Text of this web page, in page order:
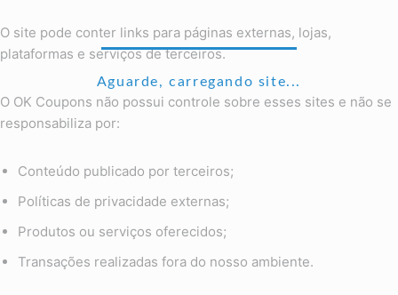
Aguarde, carregando site...
O site pode conter links para páginas externas, lojas,
plataformas e serviços de terceiros.
O OK Coupons não possui controle sobre esses sites e não se
responsabiliza por:
Conteúdo publicado por terceiros;
Políticas de privacidade externas;
Produtos ou serviços oferecidos;
Transações realizadas fora do nosso ambiente.